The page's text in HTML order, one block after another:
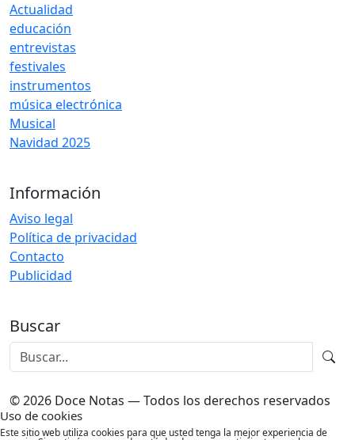
Actualidad
educación
entrevistas
festivales
instrumentos
música electrónica
Musical
Navidad 2025
Información
Aviso legal
Política de privacidad
Contacto
Publicidad
Buscar
© 2026 Doce Notas — Todos los derechos reservados
Uso de cookies
Este sitio web utiliza cookies para que usted tenga la mejor experiencia de